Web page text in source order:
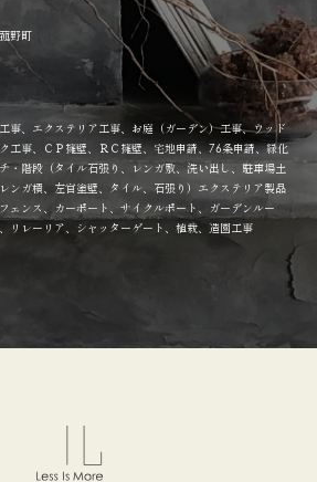
野町
事、エクステリア工事、お庭（ガーデン）工事、ウッド
工事、ＣＰ擁壁、ＲＣ擁壁、宅地申請、76条申請、緑化
・階段（タイル石張り、レンガ敷、洗い出し、駐車場土
ンガ積、左官塗壁、タイル、石張り）エクステリア製品
ェンス、カーポート、サイクルポート、ガーデンルー
リレーリア、シャッターゲート、植栽、造園工事